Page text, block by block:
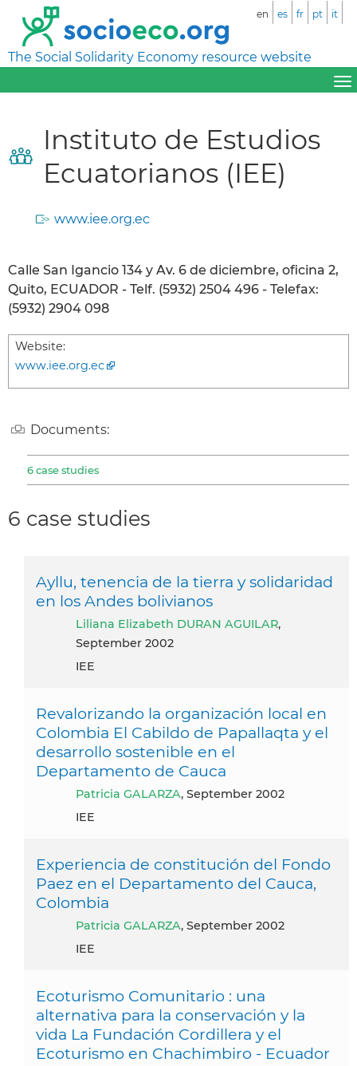
The Social Solidarity Economy resource website
en es fr pt it
Instituto de Estudios
Ecuatorianos (IEE)
www.iee.org.ec
Calle San Igancio 134 y Av. 6 de diciembre, oficina 2,
Quito, ECUADOR - Telf. (5932) 2504 496 - Telefax:
(5932) 2904 098
Website:
www.iee.org.ec
Documents:
6 case studies
6 case studies
Ayllu, tenencia de la tierra y solidaridad
en los Andes bolivianos
Liliana Elizabeth DURAN AGUILAR,
September 2002
IEE
Revalorizando la organización local en
Colombia El Cabildo de Papallaqta y el
desarrollo sostenible en el
Departamento de Cauca
Patricia GALARZA, September 2002
IEE
Experiencia de constitución del Fondo
Paez en el Departamento del Cauca,
Colombia
Patricia GALARZA, September 2002
IEE
Ecoturismo Comunitario : una
alternativa para la conservación y la
vida La Fundación Cordillera y el
Ecoturismo en Chachimbiro - Ecuador